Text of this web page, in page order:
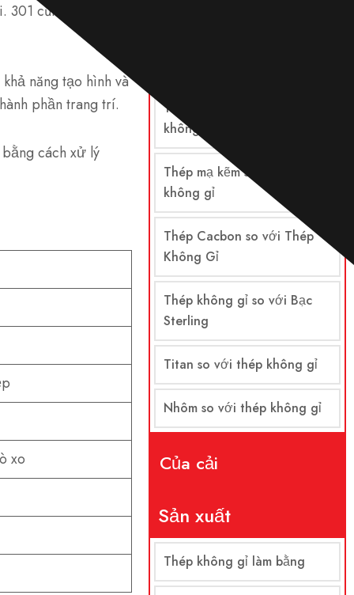
cũng có khả
năng tạo hình và
phần trang trí.
cách xử lý
xo
Thép hợp kim so với thép
không gỉ
Thép mạ kẽm so với thép
không gỉ
Thép Cacbon so với Thép
Không Gỉ
Thép không gỉ so với Bạc
Sterling
Titan so với thép không gỉ
Nhôm so với thép không gỉ
Của cải
Sản xuất
Thép không gỉ làm bằng